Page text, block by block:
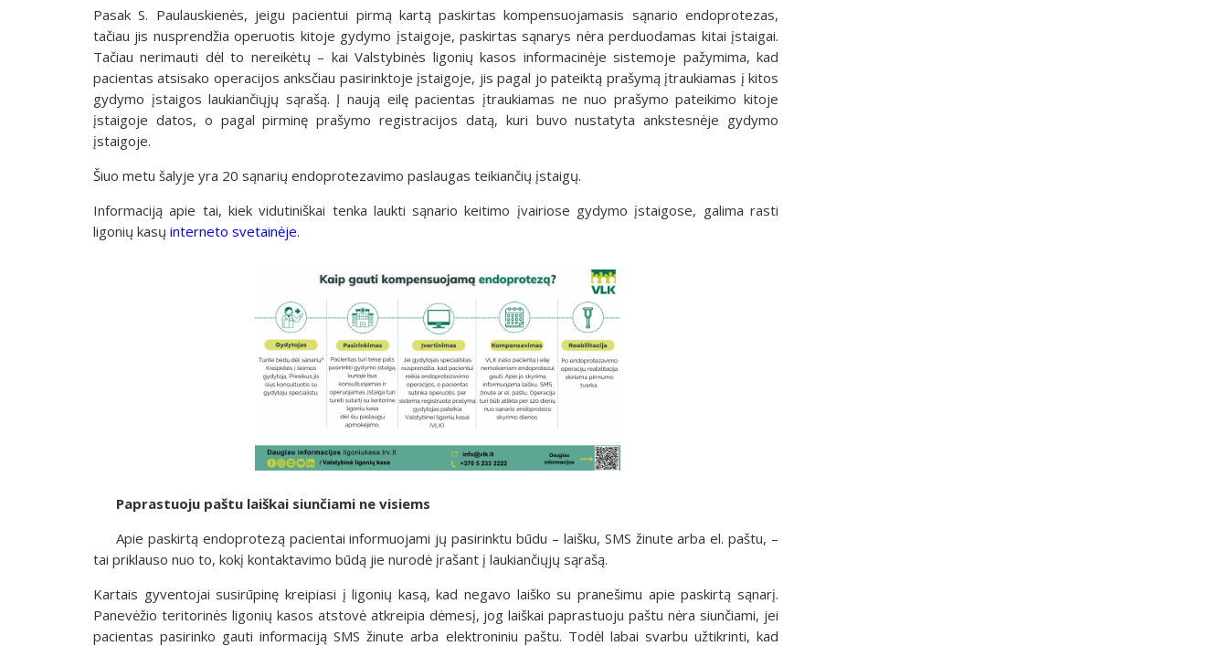
Pasak S. Paulauskienės, jeigu pacientui pirmą kartą paskirtas kompensuojamasis sąnario endoprotezas,
tačiau jis nusprendžia operuotis kitoje gydymo įstaigoje, paskirtas sąnarys nėra perduodamas kitai įstaigai.
Tačiau nerimauti dėl to nereikėtų – kai Valstybinės ligonių kasos informacinėje sistemoje pažymima, kad
pacientas atsisako operacijos anksčiau pasirinktoje įstaigoje, jis pagal jo pateiktą prašymą įtraukiamas į kitos
gydymo įstaigos laukiančiųjų sąrašą. Į naują eilę pacientas įtraukiamas ne nuo prašymo pateikimo kitoje
įstaigoje datos, o pagal pirminę prašymo registracijos datą, kuri buvo nustatyta ankstesnėje gydymo
įstaigoje.
Šiuo metu šalyje yra 20 sąnarių endoprotezavimo paslaugas teikiančių įstaigų.
Informaciją apie tai, kiek vidutiniškai tenka laukti sąnario keitimo įvairiose gydymo įstaigose, galima rasti
ligonių kasų interneto svetainėje.
Paprastuoju paštu laiškai siunčiami ne visiems
Apie paskirtą endoprotezą pacientai informuojami jų pasirinktu būdu – laišku, SMS žinute arba el. paštu, –
tai priklauso nuo to, kokį kontaktavimo būdą jie nurodė įrašant į laukiančiųjų sąrašą.
Kartais gyventojai susirūpinę kreipiasi į ligonių kasą, kad negavo laiško su pranešimu apie paskirtą sąnarį.
Panevėžio teritorinės ligonių kasos atstovė atkreipia dėmesį, jog laiškai paprastuoju paštu nėra siunčiami, jei
pacientas pasirinko gauti informaciją SMS žinute arba elektroniniu paštu. Todėl labai svarbu užtikrinti, kad